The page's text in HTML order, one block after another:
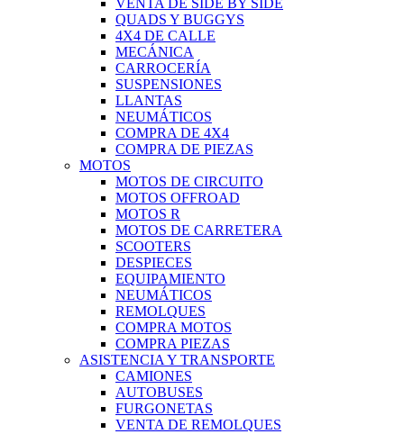
VENTA DE SIDE BY SIDE
QUADS Y BUGGYS
4X4 DE CALLE
MECÁNICA
CARROCERÍA
SUSPENSIONES
LLANTAS
NEUMÁTICOS
COMPRA DE 4X4
COMPRA DE PIEZAS
MOTOS
MOTOS DE CIRCUITO
MOTOS OFFROAD
MOTOS R
MOTOS DE CARRETERA
SCOOTERS
DESPIECES
EQUIPAMIENTO
NEUMÁTICOS
REMOLQUES
COMPRA MOTOS
COMPRA PIEZAS
ASISTENCIA Y TRANSPORTE
CAMIONES
AUTOBUSES
FURGONETAS
VENTA DE REMOLQUES